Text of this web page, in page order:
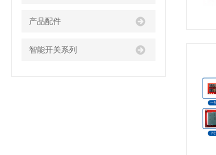
产品配件
智能开关系列